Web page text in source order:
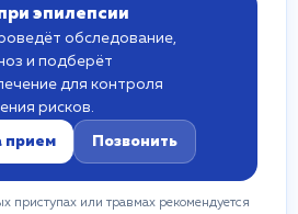
эпилепсии
обследование,
и подберёт
для контроля
рисков.
прием Позвонить
приступах или травмах рекомендуется